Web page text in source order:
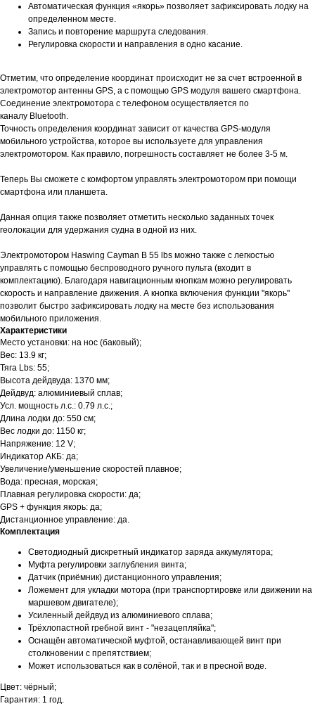
Автоматическая функция «якорь» позволяет зафиксировать лодку на
определенном месте.
Запись и повторение маршрута следования.
Регулировка скорости и направления в одно касание.
Отметим, что определение координат происходит не за счет встроенной в
электромотор антенны GPS, а с помощью GPS модуля вашего смартфона.
Соединение электромотора с телефоном осуществляется по
каналу Bluetooth.
Точность определения координат зависит от качества GPS-модуля
мобильного устройства, которое вы используете для управления
электромотором. Как правило, погрешность составляет не более 3-5 м.
Теперь Вы сможете с комфортом управлять электромотором при помощи
смартфона или планшета.
Данная опция также позволяет отметить несколько заданных точек
геолокации для удержания судна в одной из них.
Электромотором Haswing Cayman B 55 lbs можно также с легкостью
управлять с помощью беспроводного ручного пульта (входит в
комплектацию). Благодаря навигационным кнопкам можно регулировать
скорость и направление движения. А кнопка включения функции "якорь"
позволит быстро зафиксировать лодку на месте без использования
мобильного приложения.
Характеристики
Место установки: на нос (баковый);
Вес: 13.9 кг;
Тяга Lbs: 55;
Высота дейдвуда: 1370 мм;
Дейдвуд: алюминиевый сплав;
Усл. мощность л.с.: 0.79 л.с.;
Длина лодки до: 550 см;
Вес лодки до: 1150 кг;
Напряжение: 12 V;
Индикатор АКБ: да;
Увеличение/уменьшение скоростей плавное;
Вода: пресная, морская;
Плавная регулировка скорости: да;
GPS + функция якорь: да;
Дистанционное управление: да.
Комплектация
Светодиодный дискретный индикатор заряда аккумулятора;
Муфта регулировки заглубления винта;
Датчик (приёмник) дистанционного управления;
Ложемент для укладки мотора (при транспортировке или движении на
маршевом двигателе);
Усиленный дейдвуд из алюминиевого сплава;
Трёхлопастной гребной винт - "незацепляйка";
Оснащён автоматической муфтой, останавливающей винт при
столкновении с препятствием;
Может использоваться как в солёной, так и в пресной воде.
Цвет: чёрный;
Гарантия: 1 год.